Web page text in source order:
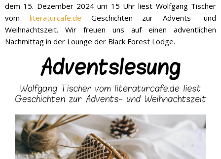
dem 15. Dezember 2024 um 15 Uhr liest Wolfgang Tischer
vom literaturcafe.de Geschichten zur Advents- und
Weihnachtszeit. Wir freuen uns auf einen adventlichen
Nachmittag in der Lounge der Black Forest Lodge.